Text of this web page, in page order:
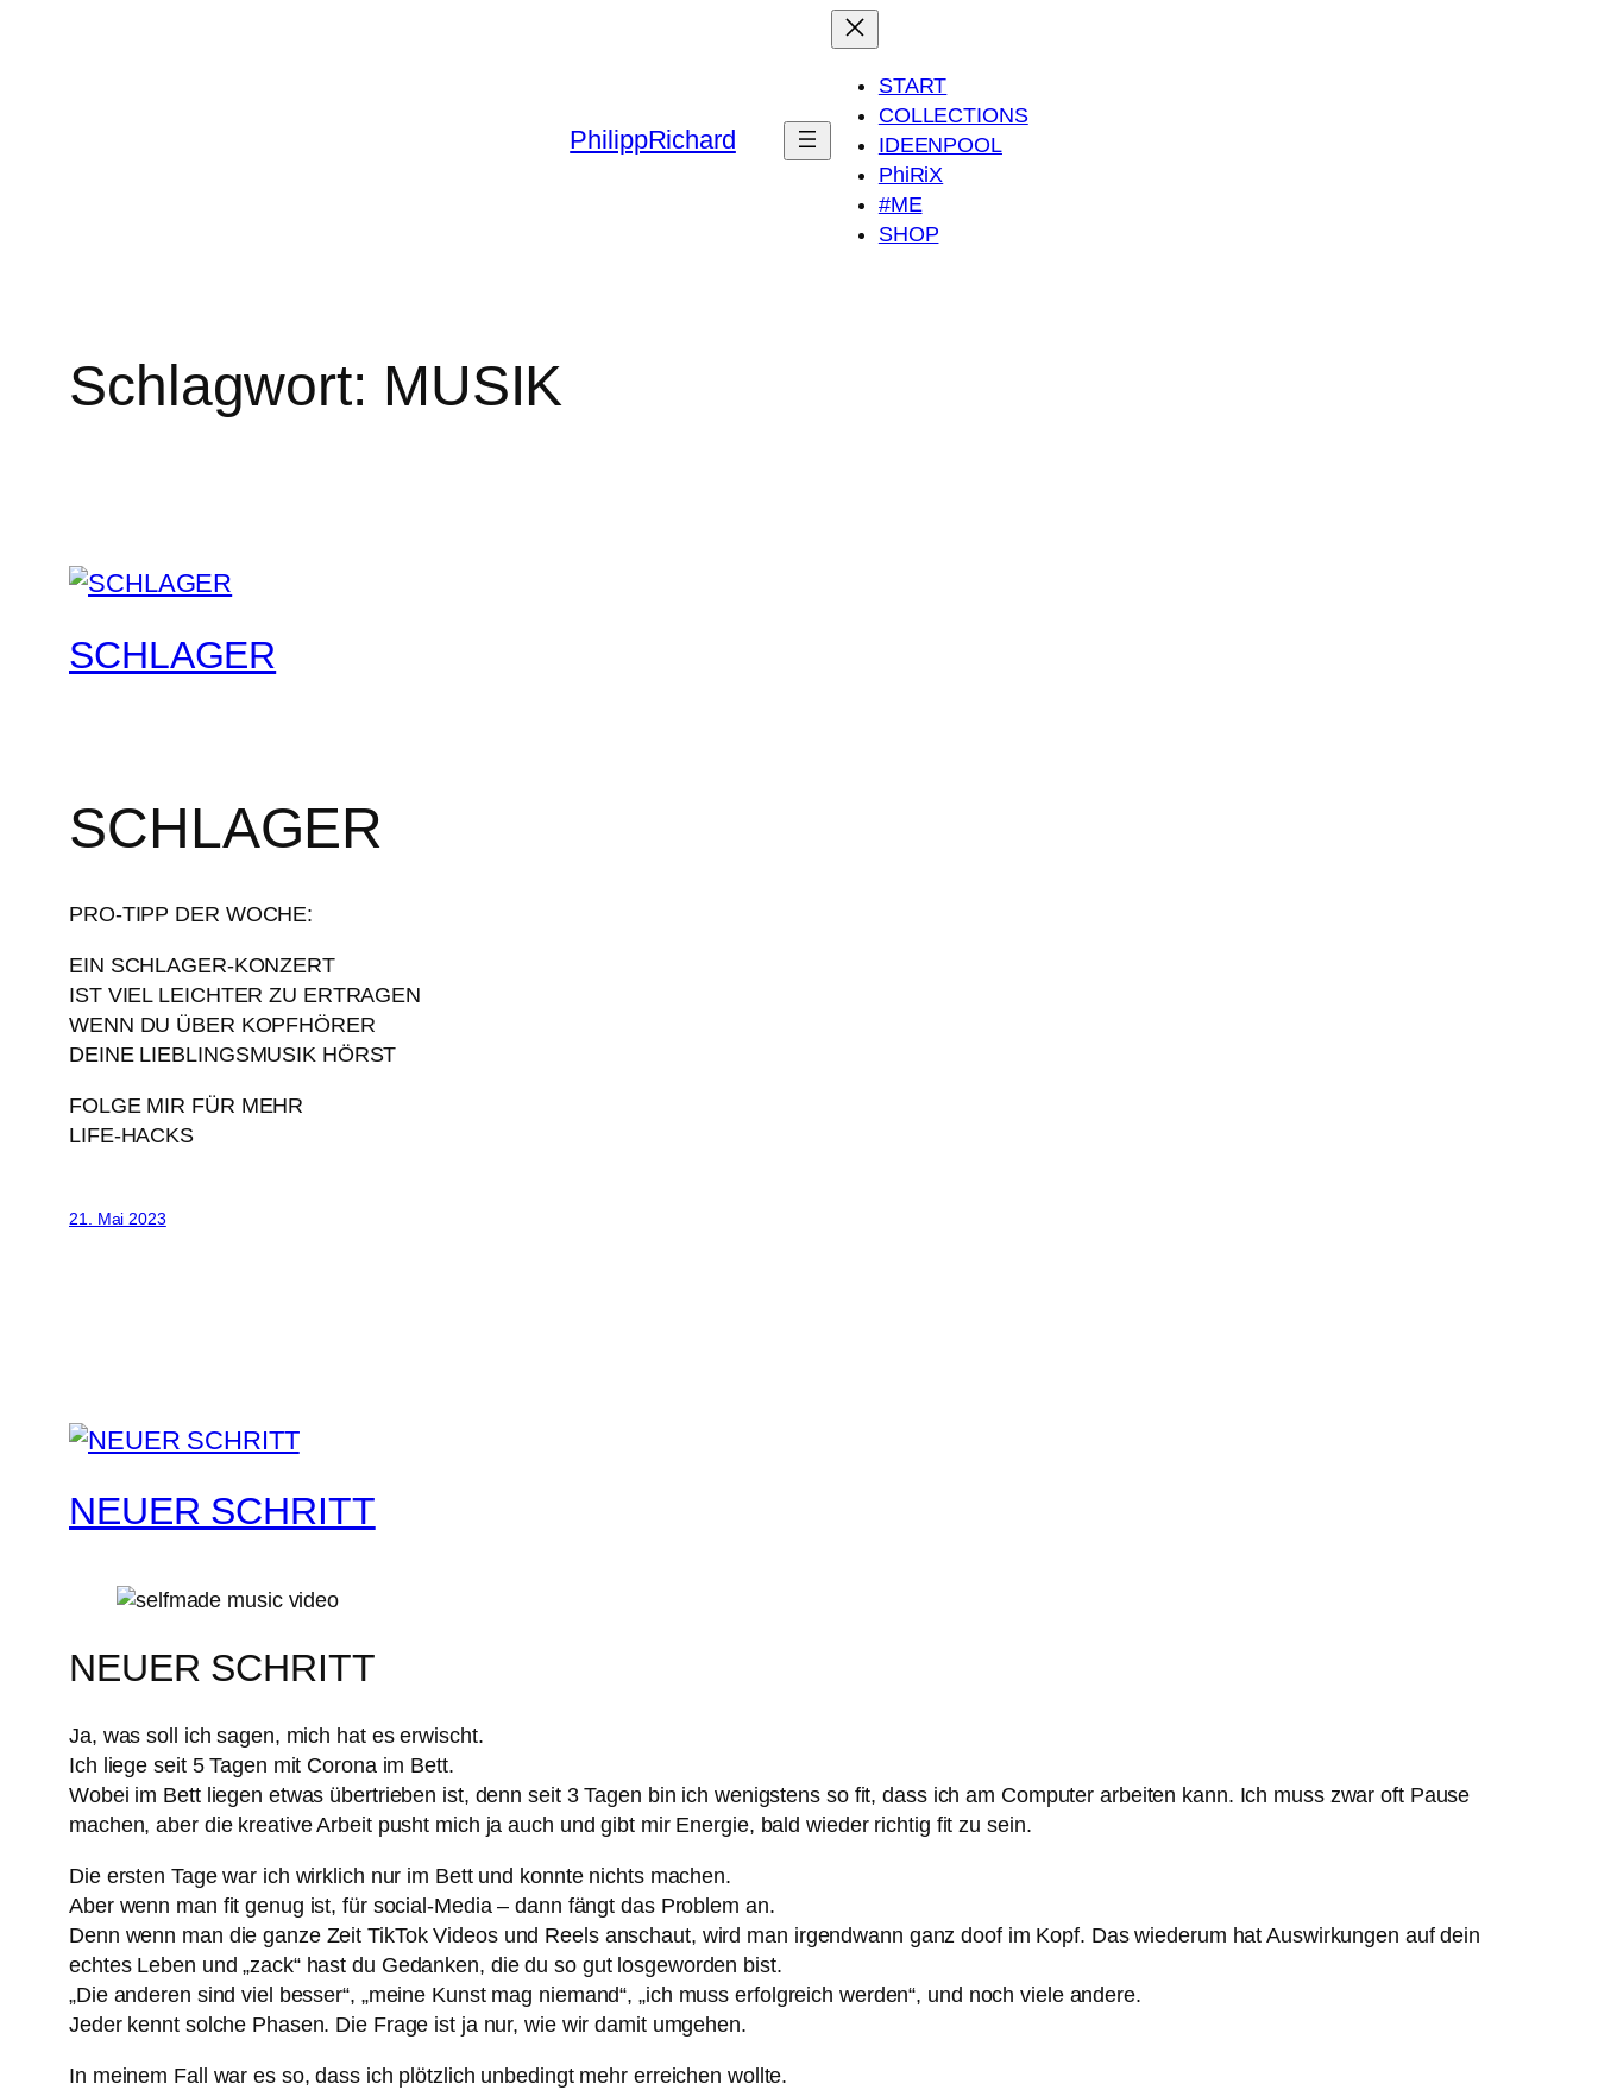
PhilippRichard
START
COLLECTIONS
IDEENPOOL
PhiRiX
#ME
SHOP
Schlagwort: MUSIK
SCHLAGER
SCHLAGER
PRO-TIPP DER WOCHE:
EIN SCHLAGER-KONZERT
IST VIEL LEICHTER ZU ERTRAGEN
WENN DU ÜBER KOPFHÖRER
DEINE LIEBLINGSMUSIK HÖRST
FOLGE MIR FÜR MEHR
LIFE-HACKS
21. Mai 2023
NEUER SCHRITT
NEUER SCHRITT
Ja, was soll ich sagen, mich hat es erwischt.
Ich liege seit 5 Tagen mit Corona im Bett.
Wobei im Bett liegen etwas übertrieben ist, denn seit 3 Tagen bin ich wenigstens so fit, dass ich am Computer arbeiten kann. Ich muss zwar oft Pause
machen, aber die kreative Arbeit pusht mich ja auch und gibt mir Energie, bald wieder richtig fit zu sein.
Die ersten Tage war ich wirklich nur im Bett und konnte nichts machen.
Aber wenn man fit genug ist, für social-Media – dann fängt das Problem an.
Denn wenn man die ganze Zeit TikTok Videos und Reels anschaut, wird man irgendwann ganz doof im Kopf. Das wiederum hat Auswirkungen auf dein
echtes Leben und „zack“ hast du Gedanken, die du so gut losgeworden bist.
„Die anderen sind viel besser“, „meine Kunst mag niemand“, „ich muss erfolgreich werden“, und noch viele andere.
Jeder kennt solche Phasen. Die Frage ist ja nur, wie wir damit umgehen.
In meinem Fall war es so, dass ich plötzlich unbedingt mehr erreichen wollte.